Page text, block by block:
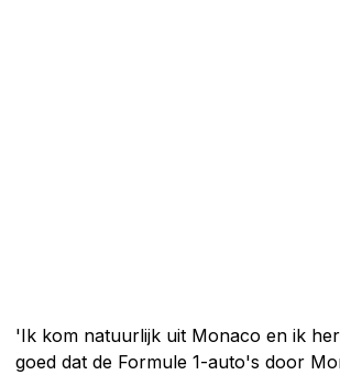
'Ik kom natuurlijk uit Monaco en ik
goed dat de Formule 1-auto's door